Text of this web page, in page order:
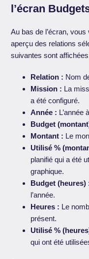
l’écran
Au bas de l’écran,
aperçu des relations
suivantes sont
Relation : Nom
Mission : La
a été configuré.
Année : L’année
Budget
Montant : Le
Utilisé %
planifié qui a été
graphique.
Budget (heures)
l’année.
Heures : Le
présent.
Utilisé %
qui ont été